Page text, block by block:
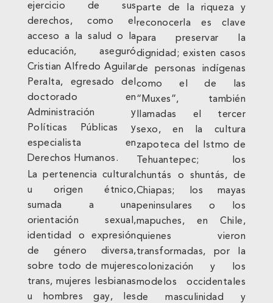
ejercicio de sus
derechos, como el
acceso a la salud o la
educación, aseguró
Cristian Alfredo Aguilar
Peralta, egresado del
doctorado en
Administración y
Políticas Públicas y
especialista en
Derechos Humanos.
La pertenencia cultural
u origen étnico,
sumada a una
orientación sexual,
identidad o expresión
de género diversa,
sobre todo de mujeres
trans, mujeres lesbianas
u hombres gay, les
parte de la riqueza y
reconocerla es clave
para preservar la
dignidad; existen casos
de personas indígenas
como el de las
“Muxes”, también
llamadas el tercer
sexo, en la cultura
zapoteca del Istmo de
Tehuantepec; los
chuntás o shuntás, de
Chiapas; los mayas
peninsulares o los
mapuches, en Chile,
quienes vieron
transformadas, por la
colonización y los
modelos occidentales
de masculinidad y